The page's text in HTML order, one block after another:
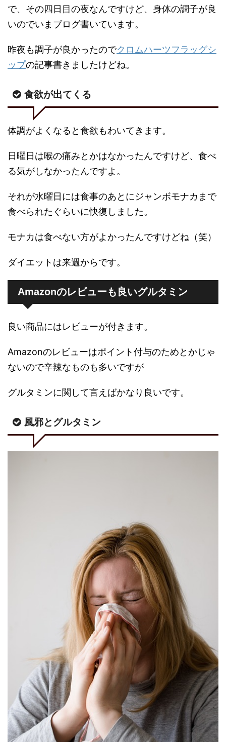
で、その四日目の夜なんですけど、身体の調子が良
いのでいまブログ書いています。
昨夜も調子が良かったのでクロムハーツフラッグシ
ップの記事書きましたけどね。
食欲が出てくる
体調がよくなると食欲もわいてきます。
日曜日は喉の痛みとかはなかったんですけど、食べ
る気がしなかったんですよ。
それが水曜日には食事のあとにジャンボモナカまで
食べられたぐらいに快復しました。
モナカは食べない方がよかったんですけどね（笑）
ダイエットは来週からです。
Amazonのレビューも良いグルタミン
良い商品にはレビューが付きます。
Amazonのレビューはポイント付与のためとかじゃ
ないので辛辣なものも多いですが
グルタミンに関して言えばかなり良いです。
風邪とグルタミン